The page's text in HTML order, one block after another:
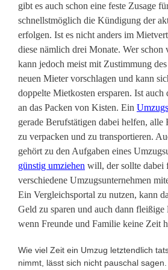
gibt es auch schon eine feste Zusage
schnellstmöglich die Kündigung der
erfolgen. Ist es nicht anders im
diese nämlich drei Monate. Wer schon
kann jedoch meist mit Zustimmung
neuen Mieter vorschlagen und kann
doppelte Mietkosten ersparen. Ist auch
an das Packen von Kisten. Ein
gerade Berufstätigen dabei helfen, alle
zu verpacken und zu transportieren.
gehört zu den Aufgaben eines
günstig umziehen will, der sollte dabei
verschiedene Umzugsunternehmen
Ein Vergleichsportal zu nutzen, kann
Geld zu sparen und auch dann
wenn Freunde und Familie keine Zeit
Wie viel Zeit ein Umzug letztendlich
nimmt, lässt sich nicht pauschal